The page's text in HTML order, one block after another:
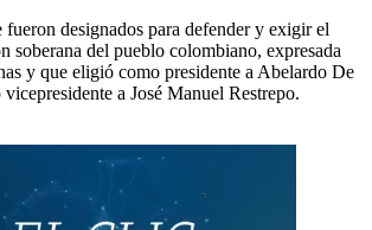
designados para defender y exigir el
soberana del pueblo colombiano, expresada
y que eligió como presidente a Abelardo De
a José Manuel Restrepo.